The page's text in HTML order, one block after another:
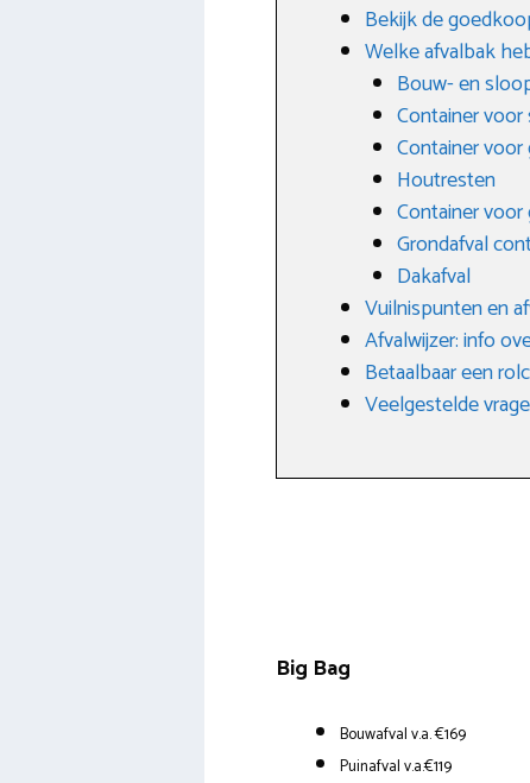
Bekijk de
Welke afvalbak
Bouw- en
Container
Container
Houtresten
Container
Grondafval
Dakafval
Vuilnispunten en
Afvalwijzer: info
Betaalbaar een
Veelgestelde
Big Bag
Bouwafval v.a. €169
Puinafval v.a.€119